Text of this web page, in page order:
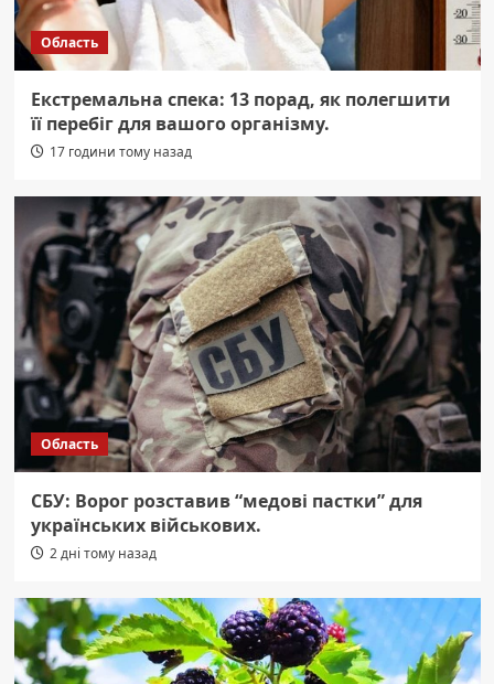
Область
Екстремальна спека: 13 порад, як полегшити
її перебіг для вашого організму.
17 години тому назад
Область
СБУ: Ворог розставив “медові пастки” для
українських військових.
2 дні тому назад